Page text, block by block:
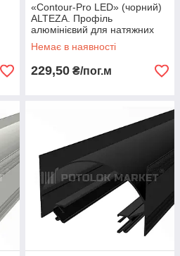
«Contour-Pro LED» (чорний)
ALTEZA. Профіль
алюмінієвий для натяжних
стель
Немає в наявності
229,50 ₴/пог.м